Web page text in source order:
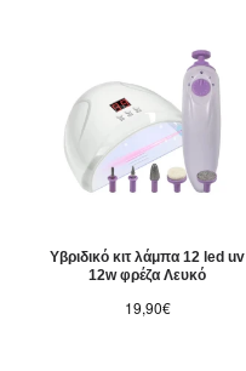
Υβριδικό κιτ λάμπα 12 led uv
12w φρέζα Λευκό
19,90€